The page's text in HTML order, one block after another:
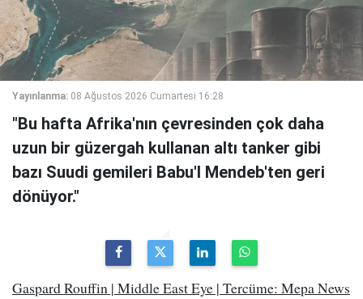
Yayınlanma: 08 Ağustos 2026 Cumartesi 16:28
"Bu hafta Afrika'nın çevresinden çok daha
uzun bir güzergah kullanan altı tanker gibi
bazı Suudi gemileri Babu'l Mendeb'ten geri
dönüyor."
Gaspard Rouffin | Middle East Eye | Tercüme: Mepa News